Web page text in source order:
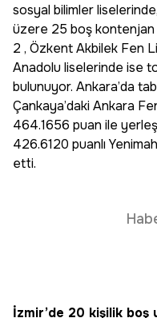
sosyal bilimler
üzere 25 boş kontenjan
2 , Özkent Akbilek Fen
Anadolu liselerinde ise
bulunuyor. Ankara’da
Çankaya’daki Ankara
464.1656 puan ile
426.6120 puanlı
etti.
İzmir’de 20 kişilik boş